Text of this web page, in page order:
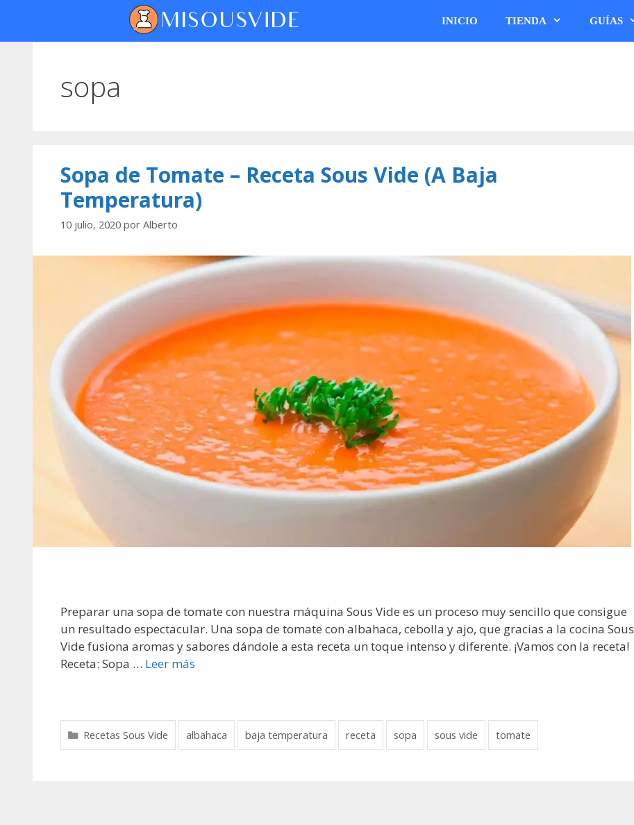
INICIO TIENDA GUÍAS
sopa
Sopa de Tomate – Receta Sous Vide (A Baja
Temperatura)
10 julio, 2020 por Alberto
Preparar una sopa de tomate con nuestra máquina Sous Vide es un proceso muy sencillo que consigue
un resultado espectacular. Una sopa de tomate con albahaca, cebolla y ajo, que gracias a la cocina Sous
Vide fusiona aromas y sabores dándole a esta receta un toque intenso y diferente. ¡Vamos con la receta!
Receta: Sopa … Leer más
Recetas Sous Vide albahaca baja temperatura receta sopa sous vide tomate